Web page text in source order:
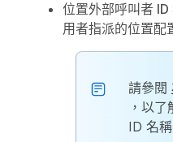
位置外部呼叫者 ID
用者指派的位置配
請參閱
，以
ID 名